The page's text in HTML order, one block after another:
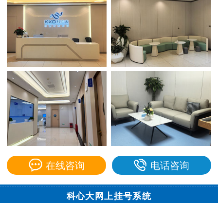
在线咨询 电话咨询
科心大网上挂号系统